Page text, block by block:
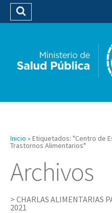
Buscar
Inicio » Etiquetados: "Centro de
Trastornos Alimentarios"
Archivos
CHARLAS ALIMENTARIAS
2021